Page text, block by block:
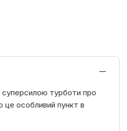
суперсилою турботи про
особливий пункт в